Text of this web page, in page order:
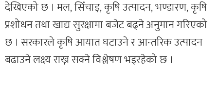
देखिएको छ । मल, सिँचाइ, कृषि उत्पादन, भण्डारण, कृषि
प्रशोधन तथा खाद्य सुरक्षामा बजेट बढ्ने अनुमान गरिएको
छ । सरकारले कृषि आयात घटाउने र आन्तरिक उत्पादन
बढाउने लक्ष्य राख्न सक्ने विश्लेषण भइरहेको छ ।